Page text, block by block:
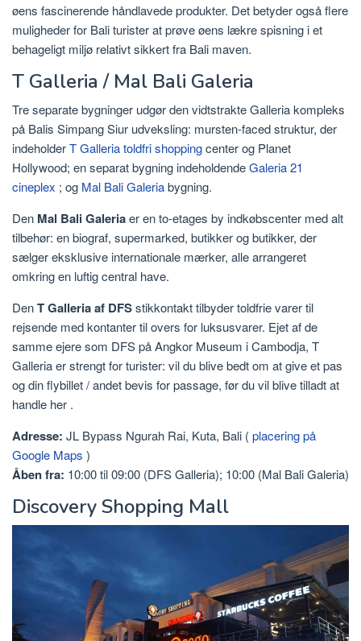
øens fascinerende håndlavede produkter. Det betyder også flere
muligheder for Bali turister at prøve øens lækre spisning i et
behageligt miljø relativt sikkert fra Bali maven.
T Galleria / Mal Bali Galeria
Tre separate bygninger udgør den vidtstrakte Galleria kompleks
på Balis Simpang Siur udveksling: mursten-faced struktur, der
indeholderT Galleria toldfri shoppingcenter og Planet
Hollywood; en separat bygning indeholdendeGaleria 21
cineplex ; og Mal Bali Galeriabygning.
Den Mal Bali Galeriaer en to-etages by indkøbscenter med alt
tilbehør: en biograf, supermarked, butikker og butikker, der
sælger eksklusive internationale mærker, alle arrangeret
omkring en luftig central have.
DenT Galleria af DFSstikkontakt tilbyder toldfrie varer til
rejsende med kontanter til overs for luksusvarer. Ejet af de
samme ejere som DFS på Angkor Museum i Cambodja, T
Galleria er strengt for turister: vil du blive bedt om at give et pas
og din flybillet / andet bevis for passage, før du vil blive tilladt at
handle her .
Adresse: JL Bypass Ngurah Rai, Kuta, Bali (placering på
Google Maps )
Åben fra: 10:00 til 09:00 (DFS Galleria); 10:00 (Mal Bali Galeria)
Discovery Shopping Mall